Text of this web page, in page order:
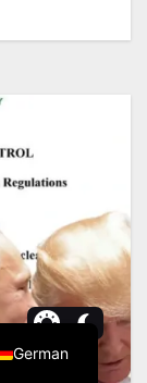
German